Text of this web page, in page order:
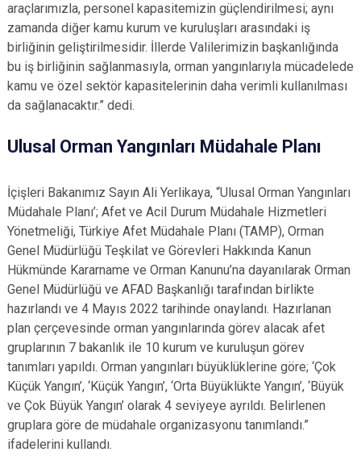
araçlarımızla, personel kapasitemizin güçlendirilmesi; aynı
zamanda diğer kamu kurum ve kuruluşları arasındaki iş
birliğinin geliştirilmesidir. İllerde Valilerimizin başkanlığında
bu iş birliğinin sağlanmasıyla, orman yangınlarıyla mücadelede
kamu ve özel sektör kapasitelerinin daha verimli kullanılması
da sağlanacaktır.” dedi.
Ulusal Orman Yangınları Müdahale Planı
İçişleri Bakanımız Sayın Ali Yerlikaya, “Ulusal Orman Yangınları
Müdahale Planı’; Afet ve Acil Durum Müdahale Hizmetleri
Yönetmeliği, Türkiye Afet Müdahale Planı (TAMP), Orman
Genel Müdürlüğü Teşkilat ve Görevleri Hakkında Kanun
Hükmünde Kararname ve Orman Kanunu’na dayanılarak Orman
Genel Müdürlüğü ve AFAD Başkanlığı tarafından birlikte
hazırlandı ve 4 Mayıs 2022 tarihinde onaylandı. Hazırlanan
plan çerçevesinde orman yangınlarında görev alacak afet
gruplarının 7 bakanlık ile 10 kurum ve kuruluşun görev
tanımları yapıldı. Orman yangınları büyüklüklerine göre; ‘Çok
Küçük Yangın’, ‘Küçük Yangın’, ‘Orta Büyüklükte Yangın’, ‘Büyük
ve Çok Büyük Yangın’ olarak 4 seviyeye ayrıldı. Belirlenen
gruplara göre de müdahale organizasyonu tanımlandı.”
ifadelerini kullandı.